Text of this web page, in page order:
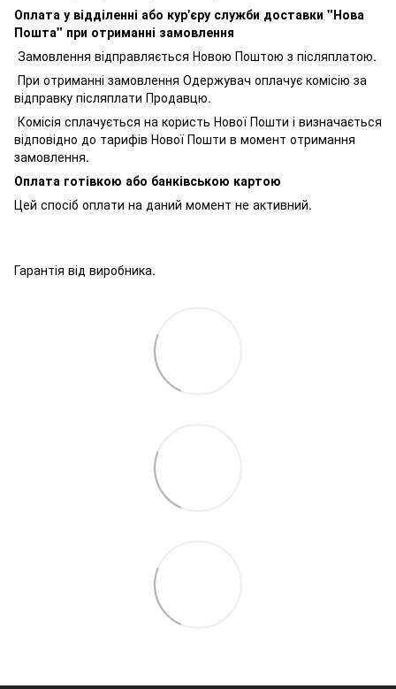
Оплата у відділенні або кур'єру служби доставки "Нова
Пошта" при отриманні замовлення
Замовлення відправляється Новою Поштою з післяплатою.
При отриманні замовлення Одержувач оплачує комісію за
відправку післяплати Продавцю.
Комісія сплачується на користь Нової Пошти і визначається
відповідно до тарифів Нової Пошти в момент отримання
замовлення.
Оплата готівкою або банківською картою
Цей спосіб оплати на даний момент не активний.
Гарантія від виробника.